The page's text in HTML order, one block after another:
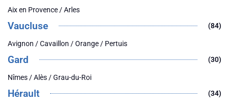
Aix en Provence / Arles
Vaucluse (84)
Avignon / Cavaillon / Orange / Pertuis
Gard (30)
Nîmes / Alès / Grau-du-Roi
Hérault (34)